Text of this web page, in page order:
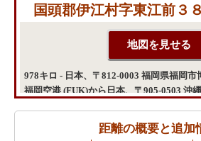
国頭郡伊江村字東江前３
978キロ - 日本、〒812-0003 福岡県福岡市
福岡空港 (FUK)から日本、〒905-0503 沖
距離の概要と追加